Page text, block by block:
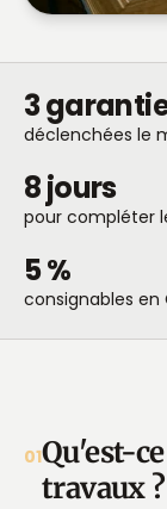
3
déclenchées le
8 jours
pour compléter
5 %
consignables en
01Qu'est-
travaux ?